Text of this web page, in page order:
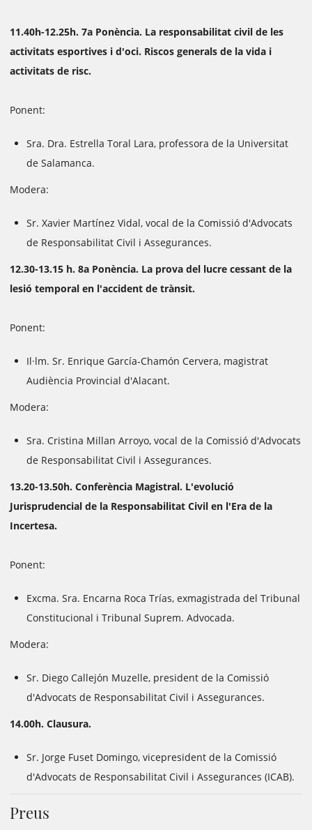
11.40h-12.25h. 7a Ponència. La responsabilitat civil de les
activitats esportives i d'oci. Riscos generals de la vida i
activitats de risc.
Ponent:
Sra. Dra. Estrella Toral Lara, professora de la Universitat
de Salamanca.
Modera:
Sr. Xavier Martínez Vidal, vocal de la Comissió d'Advocats
de Responsabilitat Civil i Assegurances.
12.30-13.15 h. 8a Ponència. La prova del lucre cessant de la
lesió temporal en l'accident de trànsit.
Ponent:
Il·lm. Sr. Enrique García-Chamón Cervera, magistrat
Audiència Provincial d'Alacant.
Modera:
Sra. Cristina Millan Arroyo, vocal de la Comissió d'Advocats
de Responsabilitat Civil i Assegurances.
13.20-13.50h. Conferència Magistral. L'evolució
Jurisprudencial de la Responsabilitat Civil en l'Era de la
Incertesa.
Ponent:
Excma. Sra. Encarna Roca Trías, exmagistrada del Tribunal
Constitucional i Tribunal Suprem. Advocada.
Modera:
Sr. Diego Callejón Muzelle, president de la Comissió
d'Advocats de Responsabilitat Civil i Assegurances.
14.00h. Clausura.
Sr. Jorge Fuset Domingo, vicepresident de la Comissió
d'Advocats de Responsabilitat Civil i Assegurances (ICAB).
Preus